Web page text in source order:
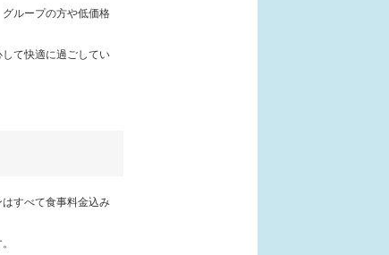
ループの方や低価格
て快適に過ごしてい
すべて食事料金込み